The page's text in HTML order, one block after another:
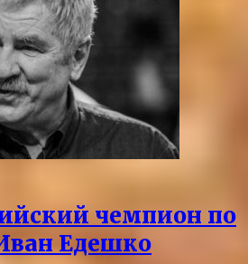
чемпион по
Едешко